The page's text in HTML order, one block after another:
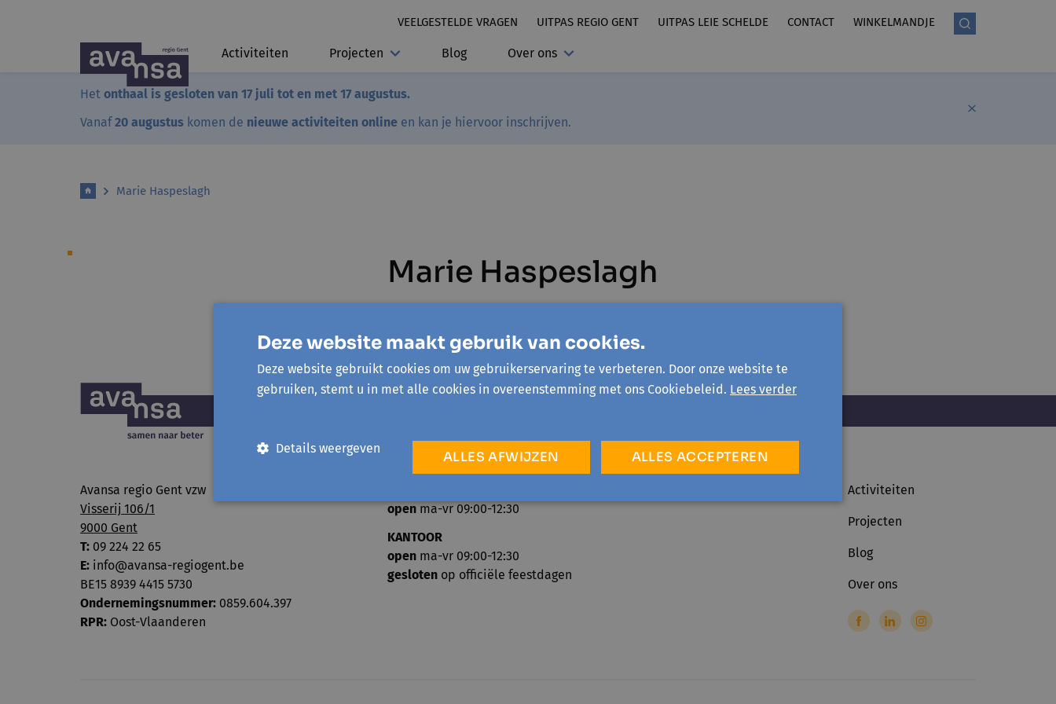
VEELGESTELDE VRAGEN UITPAS REGIO GENT UITPAS LEIE SCHELDE CONTACT WINKELMANDJE
Activiteiten Projecten Blog Over ons
Het onthaal is gesloten van 17 juli tot en met 17 augustus.
Vanaf20 augustus komen de nieuwe activiteiten online en kan je hiervoor inschrijven.
Marie Haspeslagh
Marie Haspeslagh
Avansa regio Gent vzw
Visserij 106/1
9000 Gent
T: 09 224 22 65
E: info@avansa-regiogent.be
BE15 8939 4415 5730
Ondernemingsnummer: 0859.604.397
RPR: Oost-Vlaanderen
openma-vr 09:00-12:30
KANTOOR
openma-vr 09:00-12:30
geslotenop officiële feestdagen
Activiteiten
Projecten
Blog
Over ons
Deze website maakt gebruik van cookies.
Deze website gebruikt cookies om uw gebruikerservaring te verbeteren. Door onze website te
gebruiken, stemt u in met alle cookies in overeenstemming met ons Cookiebeleid. Lees verder
ALLES ACCEPTEREN
ALLES AFWIJZEN
Details weergeven